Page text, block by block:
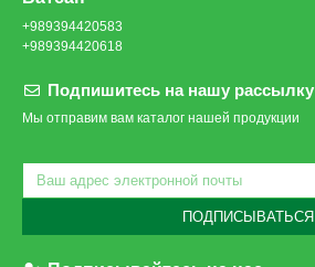
+989394420583
+989394420618
Подпишитесь на нашу рассылку
Мы отправим вам каталог нашей продукции
ПОДПИСЫВАТЬСЯ